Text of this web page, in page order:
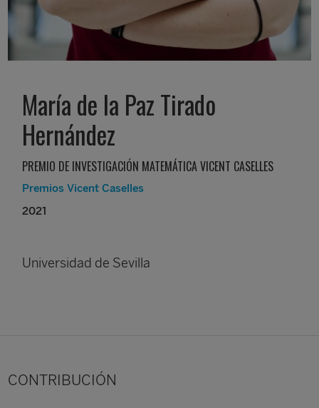
María de la Paz Tirado
Hernández
PREMIO DE INVESTIGACIÓN MATEMÁTICA VICENT CASELLES
Premios Vicent Caselles
2021
Universidad de Sevilla
CONTRIBUCIÓN